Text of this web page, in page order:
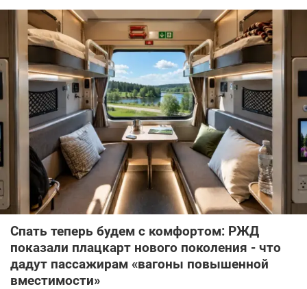
Спать теперь будем с комфортом: РЖД
показали плацкарт нового поколения - что
дадут пассажирам «вагоны повышенной
вместимости»